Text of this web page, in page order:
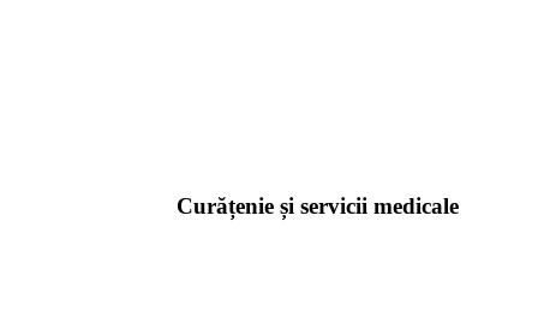
Curățenie și servicii medicale